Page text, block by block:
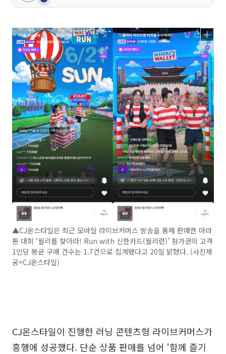
▲CJ온스타일은 최근 모바일 라이브커머스 방송을 통해 판매한 마라
톤 대회 ‘월리를 찾아라! Run with 신한카드(월리런)’ 참가권의 고객
1인당 평균 구매 건수는 1.7건으로 집계됐다고 20일 밝혔다. (사진제
공=CJ온스타일)
CJ온스타일이 진행한 러닝 콘텐츠형 라이브커머스가
흥행에 성공했다. 단순 상품 판매를 넘어 ‘함께 즐기